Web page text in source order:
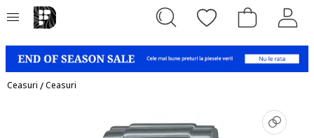
Ceasuri /Ceasuri